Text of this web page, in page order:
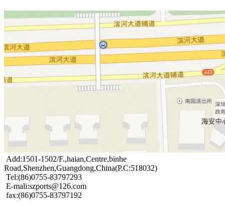
Add:1501-1502/F.,haian,Centre,binhe
Road,Shenzhen,Guangdong,China(P.C:518032)
Tel:(86)0755-83797293
E-mali:szports@126.com
fax:(86)0755-83797192